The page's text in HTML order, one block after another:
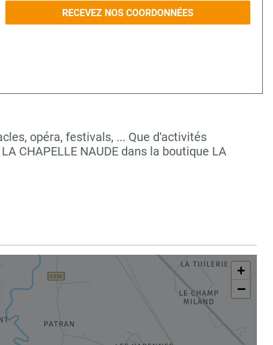
RECEVEZ NOS COORDONNÉES
opéra, festivals, ... Que d'activités
CHAPELLE NAUDE dans la boutique LA
+
−